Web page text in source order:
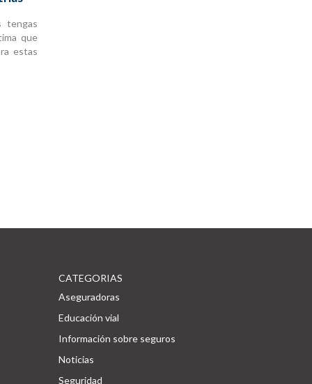
tengas
que
estas
CATEGORIAS
Aseguradoras
Educación vial
Información sobre seguros
Noticias
Seguridad